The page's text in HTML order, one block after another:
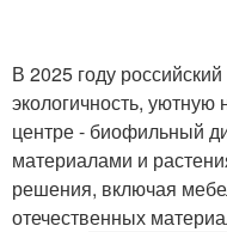
В 2025 году
экологичность, уютную
центре - биофильный
материалами и
решения, включая
отечественных